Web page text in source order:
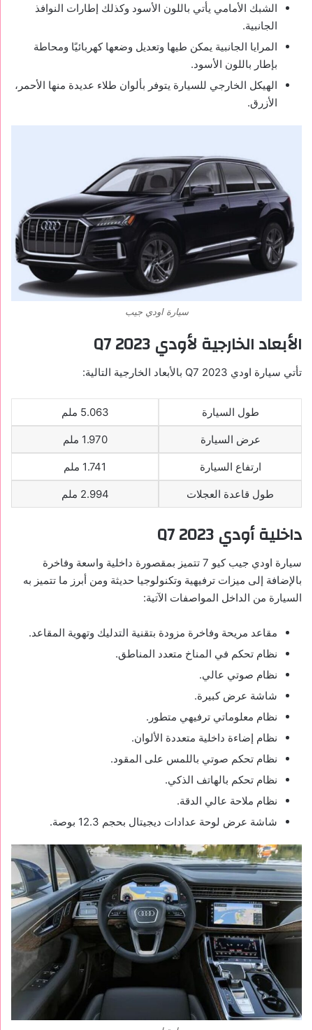
الشبك الأمامي يأتي باللون الأسود وكذلك إطارات النوافذ
الجانبية.
المرايا الجانبية يمكن طيها وتعديل وضعها كهربائيًا ومحاطة
بإطار باللون الأسود.
الهيكل الخارجي للسيارة يتوفر بألوان طلاء عديدة منها الأحمر،
الأزرق.
سيارة اودي جيب
الأبعاد الخارجية لأوديQ7 2023
تأتي سيارة اودي Q7 2023 بالأبعاد الخارجية التالية:
طول السيارة 5.063 ملم
عرض السيارة 1.970 ملم
ارتفاع السيارة 1.741 ملم
طول قاعدة العجلات 2.994 ملم
داخلية أوديQ7 2023
سيارة اودي جيب كيو 7 تتميز بمقصورة داخلية واسعة وفاخرة
بالإضافة إلى ميزات ترفيهية وتكنولوجيا حديثة ومن أبرز ما تتميز به
السيارة من الداخل المواصفات الآتية:
مقاعد مريحة وفاخرة مزودة بتقنية التدليك وتهوية المقاعد.
نظام تحكم في المناخ متعدد المناطق.
نظام صوتي عالي.
شاشة عرض كبيرة.
نظام معلوماتي ترفيهي متطور.
نظام إضاءة داخلية متعددة الألوان.
نظام تحكم صوتي باللمس على المقود.
نظام تحكم بالهاتف الذكي.
نظام ملاحة عالي الدقة.
شاشة عرض لوحة عدادات ديجيتال بحجم 12.3 بوصة.